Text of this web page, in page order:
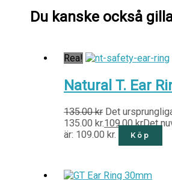
Du kanske också
Rea!
Natural T. Ear
135.00kr Det
135.00 kr.109.00krDet
är: 109.00 kr.
Köp